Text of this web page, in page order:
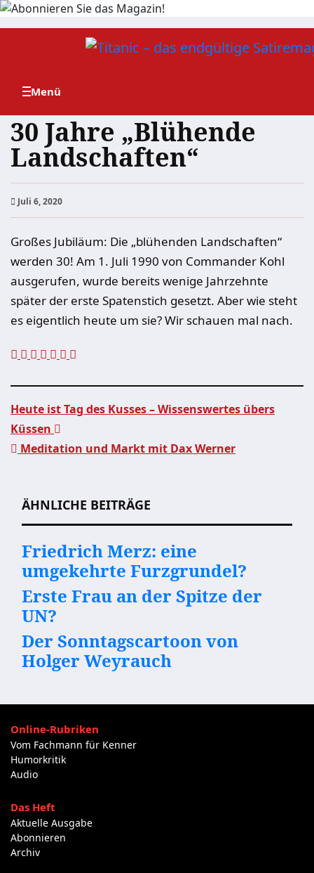
Zum
30 Jahre „Blühende
Landschaften“
Juli 6, 2020
Großes Jubiläum: Die „blühenden Landschaften“
werden 30! Am 1. Juli 1990 von Commander Kohl
ausgerufen, wurde bereits wenige Jahrzehnte
später der erste Spatenstich gesetzt. Aber wie steht
es eigentlich heute um sie? Wir schauen mal nach.
Beitragsnavigation
Heute ist Tag des Kusses – Wissenswertes übers
Küssen
Meditation und Markt mit Dax Werner
ÄHNLICHE BEITRÄGE
Friedrich Merz: eine
umgekehrte Furzgrundel?
Erste Frau an der Spitze der
UN?
Der Sonntagscartoon von
Holger Weyrauch
Online-Rubriken
Vom Fachmann für Kenner
Humorkritik
Audio
Das Heft
Aktuelle Ausgabe
Abonnieren
Archiv